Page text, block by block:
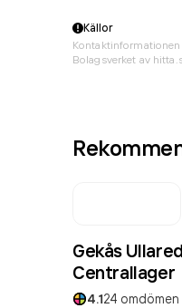
Källor
Bolagsverket av
Gekås
Centrallager
4.124 omdömen